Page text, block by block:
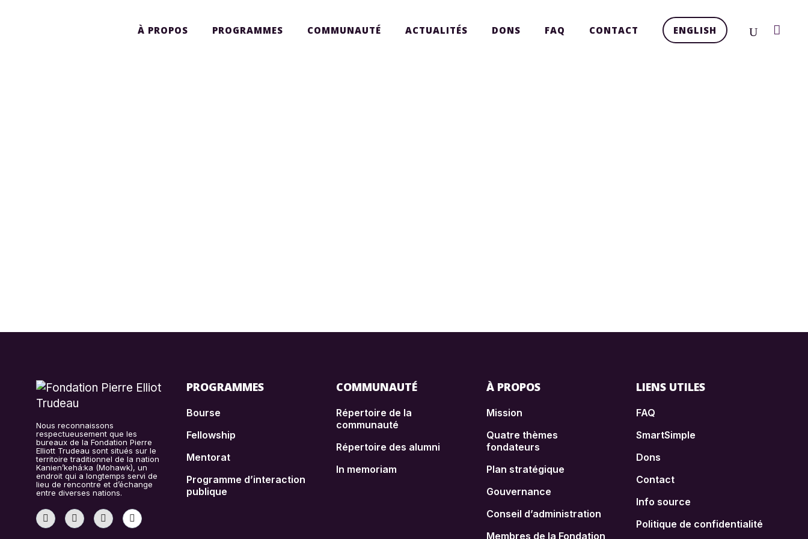
À PROPOS PROGRAMMES COMMUNAUTÉ ACTUALITÉS DONS FAQ CONTACT ENGLISH
Nous reconnaissons
respectueusement que les
bureaux de la Fondation Pierre
Elliott Trudeau sont situés sur le
territoire traditionnel de la nation
Kanien’kehá:ka (Mohawk), un
endroit qui a longtemps servi de
lieu de rencontre et d’échange
entre diverses nations.
PROGRAMMES
Bourse
Fellowship
Mentorat
Programme d’interaction
publique
COMMUNAUTÉ
Répertoire de la
communauté
Répertoire des alumni
In memoriam
À PROPOS
Mission
Quatre thèmes
fondateurs
Plan stratégique
Gouvernance
Conseil d’administration
Membres de la Fondation
LIENS UTILES
FAQ
SmartSimple
Dons
Contact
Info source
Politique de confidentialité